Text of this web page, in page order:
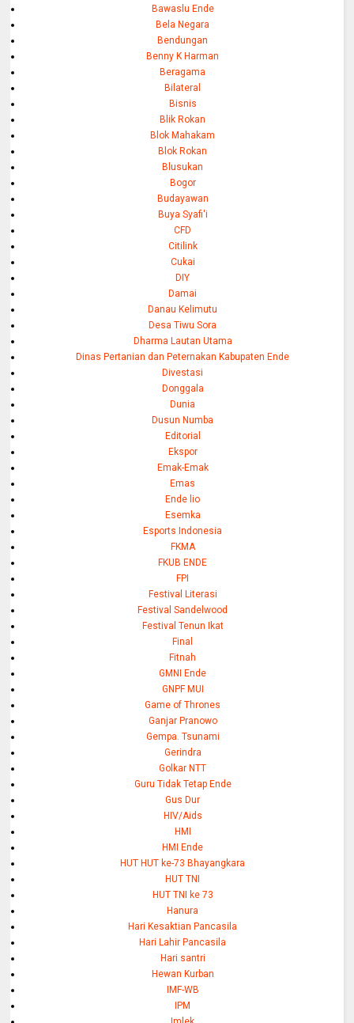
Bawaslu Ende
Bela Negara
Bendungan
Benny K Harman
Beragama
Bilateral
Bisnis
Blik Rokan
Blok Mahakam
Blok Rokan
Blusukan
Bogor
Budayawan
Buya Syafi'i
CFD
Citilink
Cukai
DIY
Damai
Danau Kelimutu
Desa Tiwu Sora
Dharma Lautan Utama
Dinas Pertanian dan Peternakan Kabupaten Ende
Divestasi
Donggala
Dunia
Dusun Numba
Editorial
Ekspor
Emak-Emak
Emas
Ende lio
Esemka
Esports Indonesia
FKMA
FKUB ENDE
FPI
Festival Literasi
Festival Sandelwood
Festival Tenun Ikat
Final
Fitnah
GMNI Ende
GNPF MUI
Game of Thrones
Ganjar Pranowo
Gempa. Tsunami
Gerindra
Golkar NTT
Guru Tidak Tetap Ende
Gus Dur
HIV/Aids
HMI
HMI Ende
HUT HUT ke-73 Bhayangkara
HUT TNI
HUT TNI ke 73
Hanura
Hari Kesaktian Pancasila
Hari Lahir Pancasila
Hari santri
Hewan Kurban
IMF-WB
IPM